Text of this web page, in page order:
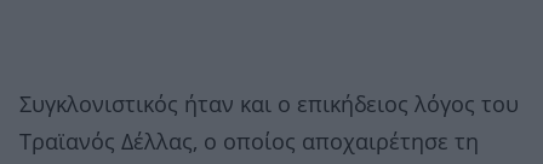
Συγκλονιστικός ήταν και ο επικήδειος λόγος του
Τραϊανός Δέλλας, ο οποίος αποχαιρέτησε τη